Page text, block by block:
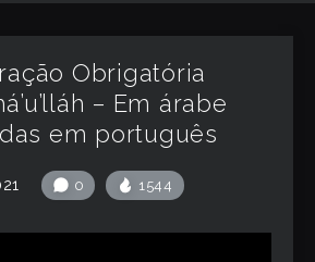
Obrigatória
– Em árabe
em português
0 1544